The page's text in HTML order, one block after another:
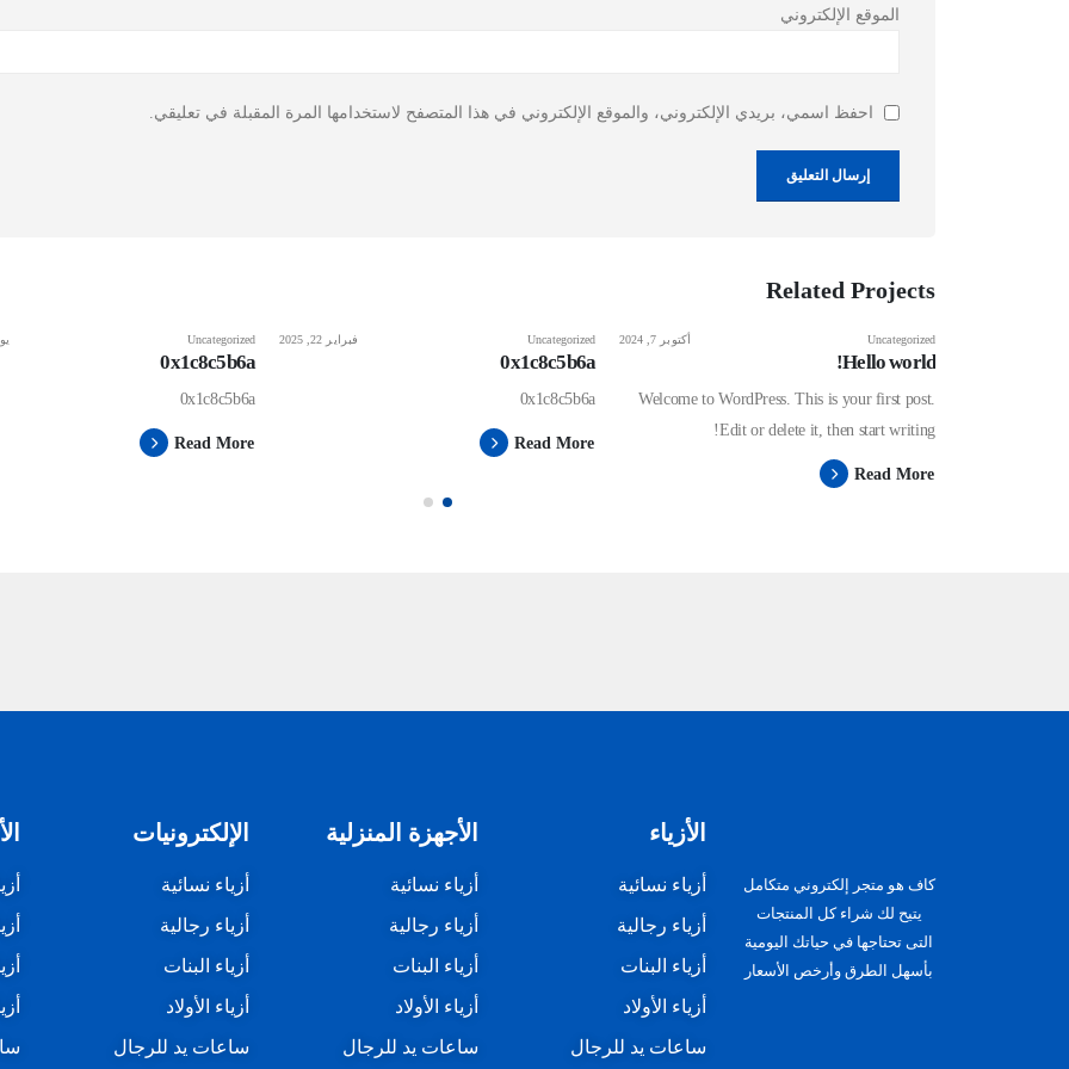
الموقع الإلكتروني
احفظ اسمي، بريدي الإلكتروني، والموقع الإلكتروني في هذا المتصفح لاستخدامها المرة المقبلة في تعليقي.
Related Projects
Uncategorized أكتوبر 7, 2024
Hello world!
Welcome to WordPress. This is your first post.
Edit or delete it, then start writing!
Read More
Uncategorized فبراير 22, 2025
0x1c8c5b6a
0x1c8c5b6a
Read More
Uncategorized
0x1c8c5b6a
0x1c8c5b6a
Read More
كاف هو متجر إلكتروني متكامل
يتيح لك شراء كل المنتجات
التى تحتاجها في حياتك اليومية
بأسهل الطرق وأرخص الأسعار
الأزياء
أزياء نسائية
أزياء رجالية
أزياء البنات
أزياء الأولاد
ساعات يد للرجال
الأجهزة المنزلية
أزياء نسائية
أزياء رجالية
أزياء البنات
أزياء الأولاد
ساعات يد للرجال
الإلكترونيات
أزياء نسائية
أزياء رجالية
أزياء البنات
أزياء الأولاد
ساعات يد للرجال